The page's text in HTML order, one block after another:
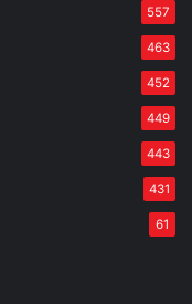
557
463
452
449
443
431
61